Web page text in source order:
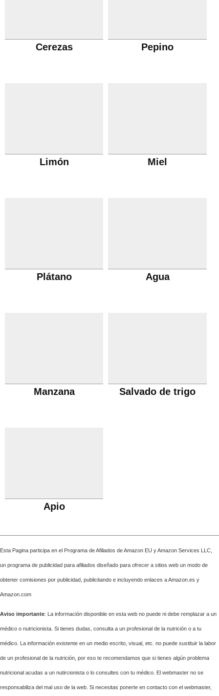
Cerezas Pepino
Limón Miel
Plátano Agua
Manzana Salvado de trigo
Apio
Esta Pagina participa en el Programa de Afiliados de Amazon EU y Amazon Services LLC,
un programa de publicidad para afiliados diseñado para ofrecer a sitios web un modo de
obtener comisiones por publicidad, publicitando e incluyendo enlaces a Amazon.es y
Amazon.com
Aviso importante: La información disponible en esta web no puede ni debe remplazar a un
médico o nutricionista. Si tienes dudas, consulta a un profesional de la nutrición o a tu
médico. La información existente en un medio escrito, visual, etc. no puede sustituir la labor
de un profesional de la nutrición, por eso te recomendamos que si tienes algún problema
nutricional acudas a un nutircionista o lo consultes con tu médico. El webmaster no se
responsabiliza del mal uso de la web. Si necesitas ponerte en contacto con el webmaster,